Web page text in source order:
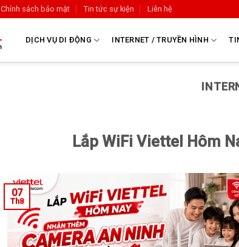
Chính sách bảo mật Tin tức sự kiện Liên hệ
DỊCH VỤ DI ĐỘNG INTERNET / TRUYỀN HÌNH
Lắp WiFi Viettel Hôm
07
Th8